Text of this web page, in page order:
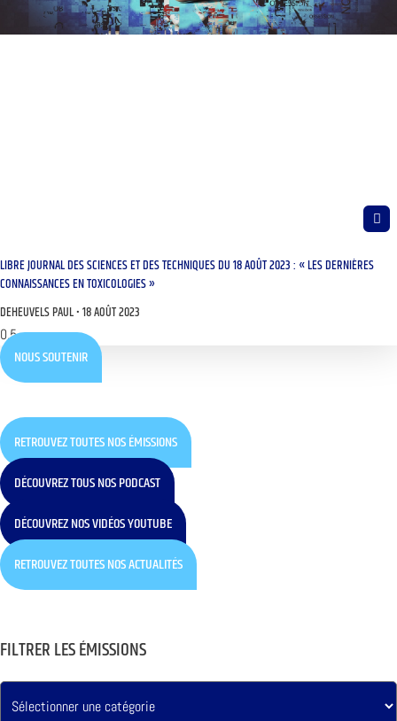
LIBRE JOURNAL DES SCIENCES ET DES TECHNIQUES DU 18 AOÛT 2023 : « LES DERNIÈRES
CONNAISSANCES EN TOXICOLOGIES »
DEHEUVELS PAUL 18 AOÛT 2023
NOUS SOUTENIR
RETROUVEZ TOUTES NOS ÉMISSIONS
DÉCOUVREZ TOUS NOS PODCAST
DÉCOUVREZ NOS VIDÉOS YOUTUBE
RETROUVEZ TOUTES NOS ACTUALITÉS
FILTRER LES ÉMISSIONS